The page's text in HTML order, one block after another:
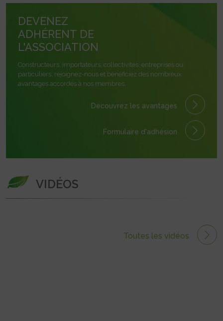
DEVENEZ
ADHÉRENT DE
L'ASSOCIATION
Constructeurs, importateurs, collectivités, entreprises ou
particuliers, rejoignez-nous et bénéficiez des nombreux
avantages accordés à nos membres.
Découvrez les avantages
Formulaire d'adhésion
VIDÉOS
Toutes les vidéos